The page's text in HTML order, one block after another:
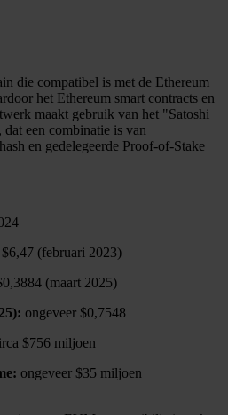
die compatibel is met de Ethereum
het Ethereum smart contracts en
maakt gebruik van het "Satoshi
dat een combinatie is van
en gedelegeerde Proof-of-Stake
$6,47 (februari 2023)
(maart 2025)
ongeveer $0,7548
$756 miljoen
ongeveer $35 miljoen